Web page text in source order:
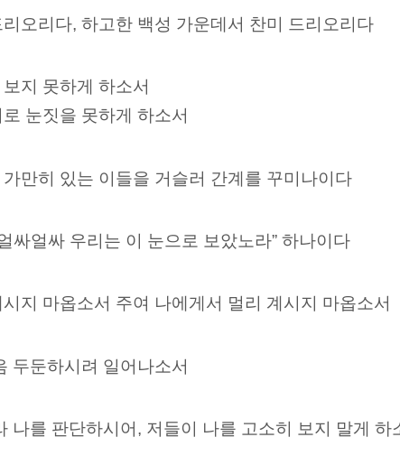
오리다, 하고한 백성 가운데서 찬미 드리오리다
지 못하게 하소서
눈짓을 못하게 하소서
만히 있는 이들을 거슬러 간계를 꾸미나이다
싸얼싸 우리는 이 눈으로 보았노라” 하나이다
지 마옵소서 주여 나에게서 멀리 계시지 마옵소서
두둔하시려 일어나소서
나를 판단하시어, 저들이 나를 고소히 보지 말게 하